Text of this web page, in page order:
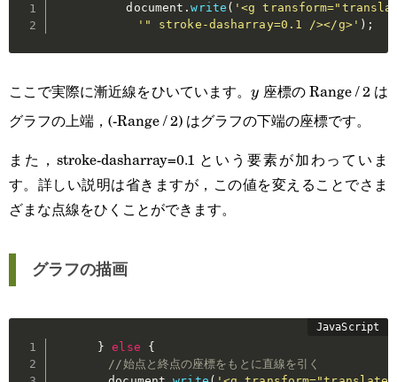
          document
.write ( '<g
'" stroke-dasharray=0.1 /></g>' ) ;
ここで実際に漸近線をひいています。 y
y 座標の Range / 2 は
グラフの上端，(-Range / 2) はグラフの下端の座標です。
また，stroke-dasharray=0.1 という要素が加わっていま
す。詳しい説明は省きますが，この値を変えることでさま
ざまな点線をひくことができます。
グラフの描画
} else
{
//始点と終点の座標をもとに直線を引く